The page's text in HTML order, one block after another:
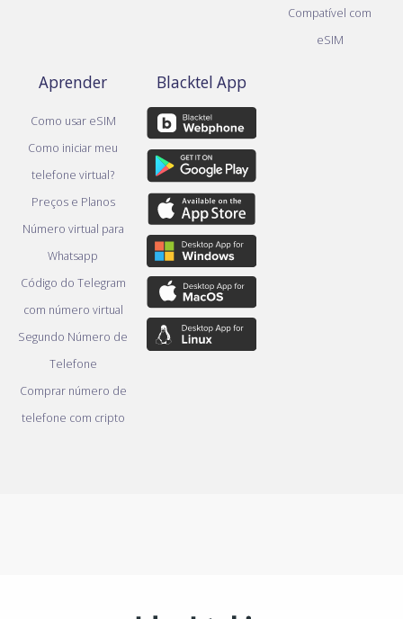
Compatível com
eSIM
Aprender
Como usar eSIM
Como iniciar meu
telefone virtual?
Preços e Planos
Número virtual para
Whatsapp
Código do Telegram
com número virtual
Segundo Número de
Telefone
Comprar número de
telefone com cripto
Blacktel App